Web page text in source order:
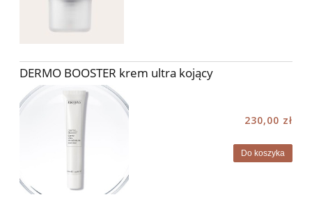
DERMO BOOSTER krem ultra kojący
230,00 zł
Do koszyka